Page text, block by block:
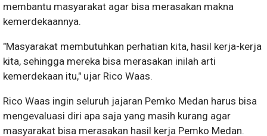
membantu masyarakat agar bisa merasakan makna
kemerdekaannya.
"Masyarakat membutuhkan perhatian kita, hasil kerja-kerja
kita, sehingga mereka bisa merasakan inilah arti
kemerdekaan itu," ujar Rico Waas.
Rico Waas ingin seluruh jajaran Pemko Medan harus bisa
mengevaluasi diri apa saja yang masih kurang agar
masyarakat bisa merasakan hasil kerja Pemko Medan.